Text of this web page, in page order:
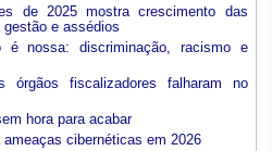
de 2025 mostra crescimento das
e assédios
nossa: discriminação, racismo e
fiscalizadores falharam no
hora para acabar
ameaças cibernéticas em 2026